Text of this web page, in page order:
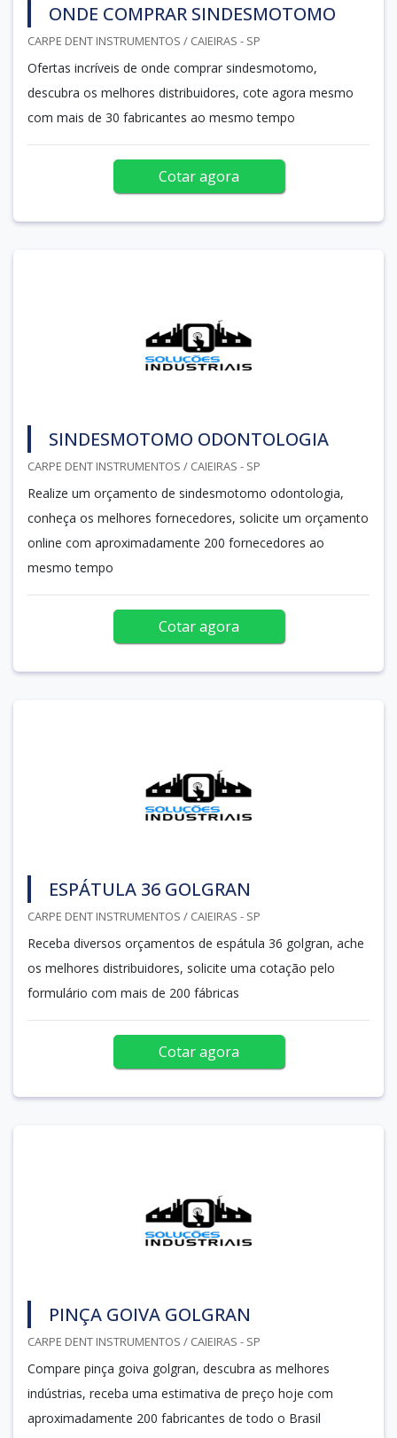
ONDE COMPRAR SINDESMOTOMO
CARPE DENT INSTRUMENTOS / CAIEIRAS - SP
Ofertas incríveis de onde comprar sindesmotomo,
descubra os melhores distribuidores, cote agora mesmo
com mais de 30 fabricantes ao mesmo tempo
Cotar agora
SINDESMOTOMO ODONTOLOGIA
CARPE DENT INSTRUMENTOS / CAIEIRAS - SP
Realize um orçamento de sindesmotomo odontologia,
conheça os melhores fornecedores, solicite um orçamento
online com aproximadamente 200 fornecedores ao
mesmo tempo
Cotar agora
ESPÁTULA 36 GOLGRAN
CARPE DENT INSTRUMENTOS / CAIEIRAS - SP
Receba diversos orçamentos de espátula 36 golgran, ache
os melhores distribuidores, solicite uma cotação pelo
formulário com mais de 200 fábricas
Cotar agora
PINÇA GOIVA GOLGRAN
CARPE DENT INSTRUMENTOS / CAIEIRAS - SP
Compare pinça goiva golgran, descubra as melhores
indústrias, receba uma estimativa de preço hoje com
aproximadamente 200 fabricantes de todo o Brasil